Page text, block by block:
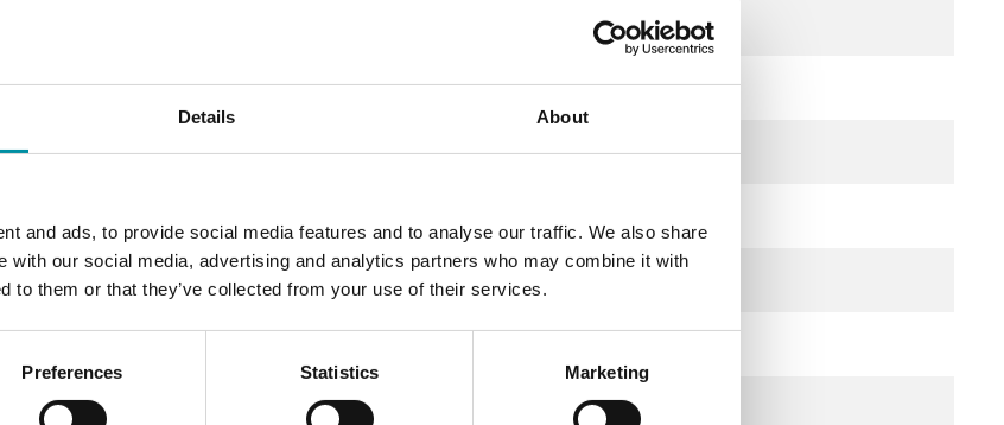
Details About
and ads, to provide social media features and to analyse our traffic. We also share
with our social media, advertising and analytics partners who may combine it with
to them or that they’ve collected from your use of their services.
Preferences Statistics Marketing
0…90 % RH
0…50 °C
0.115 kg
2.1 mm²